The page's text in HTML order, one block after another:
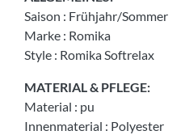
Saison : Frühjahr/Sommer
Marke : Romika
Style : Romika Softrelax
MATERIAL & PFLEGE:
Material : pu
Innenmaterial : Polyester